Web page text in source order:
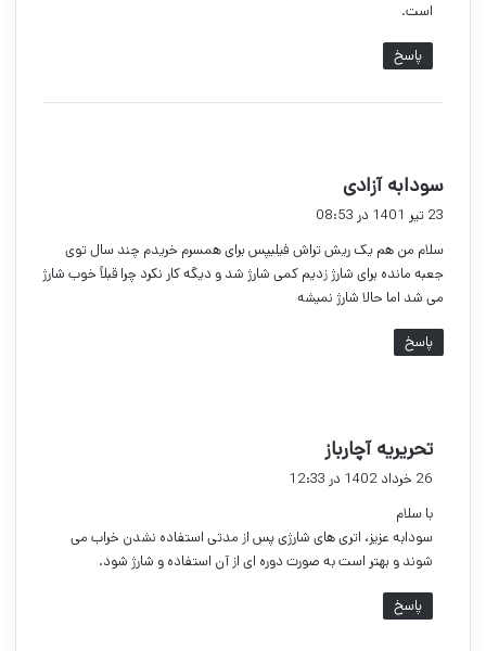
است.
پاسخ
سودابه آزادی
ف
:
23 تیر 1401 در 08:53
سلام من هم یک ریش تراش فیلیپس برای همسرم خریدم چند سال توی
جعبه مانده برای شارژ زدیم کمی شارژ شد و دیگه کار نکرد چرا قبلاً خوب شارژ
می شد اما حالا شارژ نمیشه
پاسخ
تحریریه آچارباز
ف
26 خرداد 1402 در 12:33
با سلام
سودابه عزیز، اتری های شارژی پس از مدتی استفاده نشدن خراب می
شوند و بهتر است به صورت دوره ای از آن استفاده و شارژ شود.
پاسخ